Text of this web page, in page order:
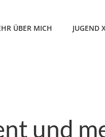
ÜBER MICH JUGEND
und